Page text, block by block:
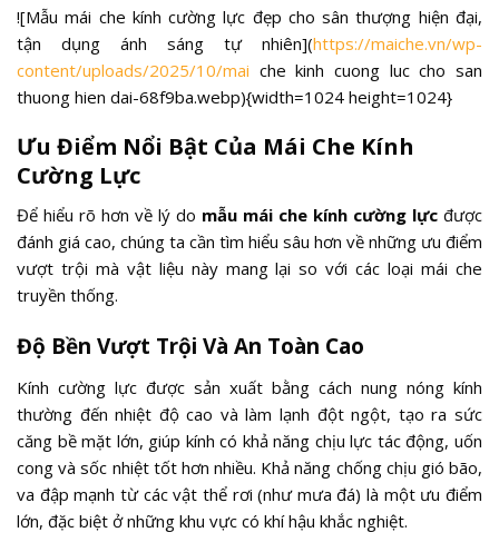
![Mẫu mái che kính cường lực đẹp cho sân thượng hiện đại,
tận dụng ánh sáng tự nhiên](https://maiche.vn/wp-
content/uploads/2025/10/mai che kinh cuong luc cho san
thuong hien dai-68f9ba.webp){width=1024 height=1024}
Ưu Điểm Nổi Bật Của Mái Che Kính
Cường Lực
Để hiểu rõ hơn về lý do mẫu mái che kính cường lực được
đánh giá cao, chúng ta cần tìm hiểu sâu hơn về những ưu điểm
vượt trội mà vật liệu này mang lại so với các loại mái che
truyền thống.
Độ Bền Vượt Trội Và An Toàn Cao
Kính cường lực được sản xuất bằng cách nung nóng kính
thường đến nhiệt độ cao và làm lạnh đột ngột, tạo ra sức
căng bề mặt lớn, giúp kính có khả năng chịu lực tác động, uốn
cong và sốc nhiệt tốt hơn nhiều. Khả năng chống chịu gió bão,
va đập mạnh từ các vật thể rơi (như mưa đá) là một ưu điểm
lớn, đặc biệt ở những khu vực có khí hậu khắc nghiệt.